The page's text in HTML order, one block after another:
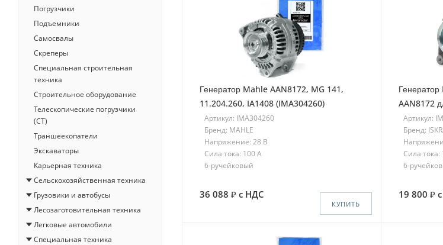
Генератор Mahle AAN8172, MG 141,
11.204.260, IA1408 (IMA304260)
Артикул: IMA304260
Бренд: MAHLE
Напряжение: 28 В
Сила тока: 100 A
6-ручейковый
36 088 с НДС
КУПИТЬ
AAN8172
Артикул:
Бренд:
Сила тока:
6-
19 800
Погрузчики
Подъемники
Самосвалы
Скреперы
Специальная строительная
техника
Строительное оборудование
Телескопические погрузчики
(СТ)
Траншеекопатели
Экскаваторы
Карьерная техника
Сельскохозяйственная техника
Грузовики и автобусы
Лесозаготовительная техника
Легковые автомобили
Специальная техника